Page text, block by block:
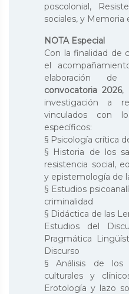
poscolonial,
sociales, y Memoria
NOTA Especial
Con la finalidad de
el
elaboración
convocatoria 2026,
investigación a
vinculados con
específicos:
§ Psicología crítica
§ Historia de los
resistencia social,
y epistemología de
§ Estudios
criminalidad
§ Didáctica de las
Estudios del
Pragmática
Discurso
§ Análisis de los
culturales y
Erotología y lazo